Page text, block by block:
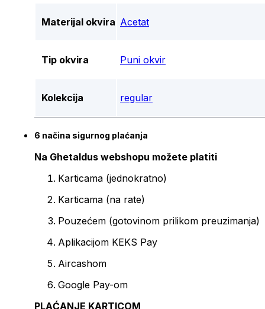
Materijal okvira Acetat
Tip okvira Puni okvir
Kolekcija regular
6 načina sigurnog plaćanja
Na Ghetaldus webshopu možete platiti
Karticama (jednokratno)
Karticama (na rate)
Pouzećem (gotovinom prilikom preuzimanja)
Aplikacijom KEKS Pay
Aircashom
Google Pay-om
PLAĆANJE KARTICOM